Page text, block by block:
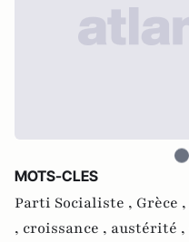
MOTS-CLES
Parti Socialiste , Grèce ,
, croissance , austérité ,